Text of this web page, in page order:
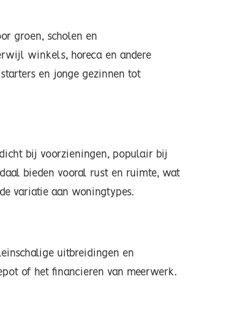
groen, scholen en
winkels, horeca en andere
en jonge gezinnen tot
bij voorzieningen, populair bij
bieden vooral rust en ruimte, wat
variatie aan woningtypes.
uitbreidingen en
of het financieren van meerwerk.